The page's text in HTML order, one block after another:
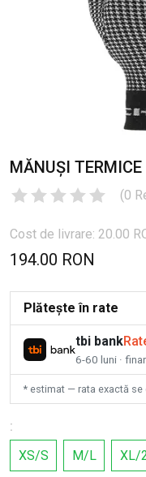
MĂNUȘI TERMICE
(0
Cost de livrare: 20.00
194.00 RON
Plătește în rate
tbi bank
6-60 luni ·
* estimat — rata exactă
:
XS/S
M/L XL/